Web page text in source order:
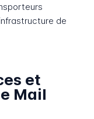
de
et
Mail